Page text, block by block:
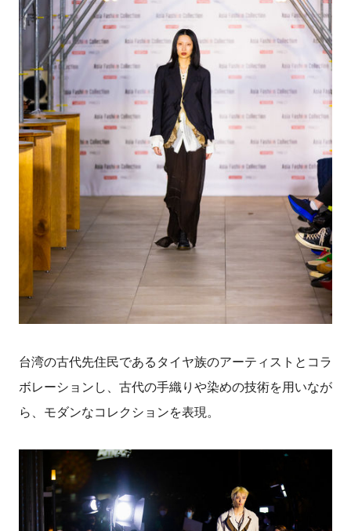
台湾の古代先住民であるタイヤ族のアーティストとコラ
ボレーションし、古代の手織りや染めの技術を用いなが
ら、モダンなコレクションを表現。